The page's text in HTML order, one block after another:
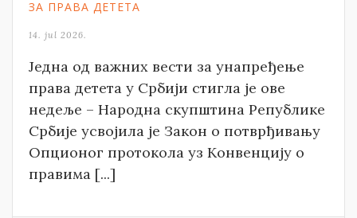
ЗА ПРАВА ДЕТЕТА
14. jul 2026.
Једна од важних вести за унапређење
права детета у Србији стигла је ове
недеље – Народна скупштина Републике
Србије усвојила је Закон о потврђивању
Опционог протокола уз Конвенцију о
правима [...]